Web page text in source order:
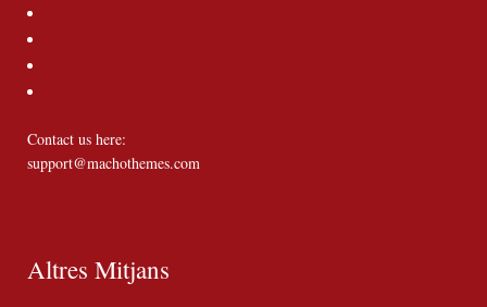
Contact us here:
support@machothemes.com
Altres Mitjans